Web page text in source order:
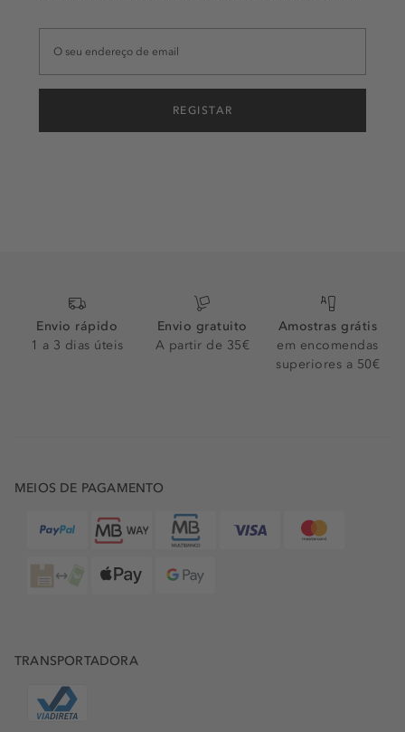
REGISTAR
Envio rápido
1 a 3 dias úteis
Envio gratuito
A partir de 35€
Amostras grátis
em encomendas
superiores a 50€
MEIOS DE PAGAMENTO
TRANSPORTADORA